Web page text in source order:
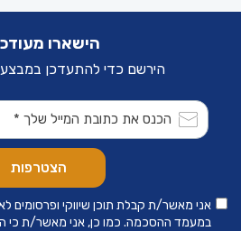
הישארו
הירשם כדי להתעדכן
אני מאשר/ת קבלת תוכן שיווקי
במעמד ההסכמה. כמו כן, אני מאשר/ת כי